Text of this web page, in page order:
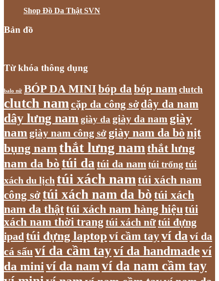
Shop Đồ Da Thật SVN
Bản đồ
Từ khóa thông dụng
balo nữ BÓP DA MINIbóp da bóp namclutch
clutch namcặp da công sở dây da nam
dây lưng namgiày dagiày da nam giày
nam giày nam công sở giày nam da bònịt
bụng namthắt lưng namthắt lưng
nam da bòtúi da túi da namtúi trống túi
xách du lịch túi xách nam túi xách nam
công sởtúi xách nam da bòtúi xách
nam da thậttúi xách nam hàng hiệu túi
xách nam thời trang túi xách nữtúi đựng
ipadtúi đựng laptop ví cầm tayví daví da
cá sấuví da cầm tayví da handmadeví
da miniví da namví da nam cầm tay